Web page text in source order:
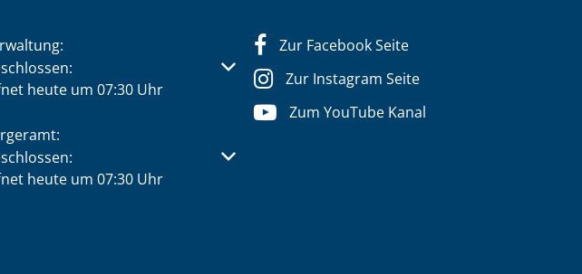
um weitere Öffnungs- oder Schließzeiten auszublenden
heute um 07:30 Uhr
um weitere Öffnungs- oder Schließzeiten auszublenden
heute um 07:30 Uhr
Zur Facebook Seite
Zur Instagram Seite
Zum YouTube Kanal